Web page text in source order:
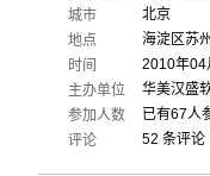
城市
北京
地点
海淀区苏
时间
2010年04
主办单位
华美汉盛
参加人数
已有67人
评论
52 条评论